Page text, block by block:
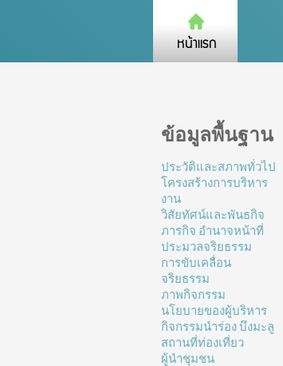
ข้อมูลพื้นฐาน
ประวัติและสภาพทั่วไป
โครงสร้างการบริหาร
งาน
วิสัยทัศน์และพันธกิจ
ภารกิจ อำนาจหน้าที่
ประมวลจริยธรรม
การขับเคลื่อน
จริยธรรม
ภาพกิจกรรม
นโยบายของผู้บริหาร
กิจกรรมนำร่อง บึงมะลู
สถานที่ท่องเที่ยว
ผู้นำชุมชน